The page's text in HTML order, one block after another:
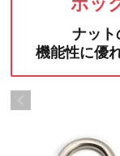
ナット
機能性に優